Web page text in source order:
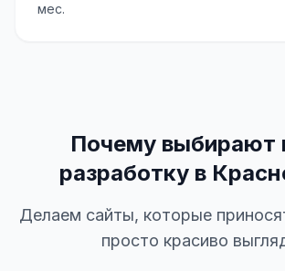
мес.
Почему выбирают
разработку в
Делаем сайты, которые
просто красиво